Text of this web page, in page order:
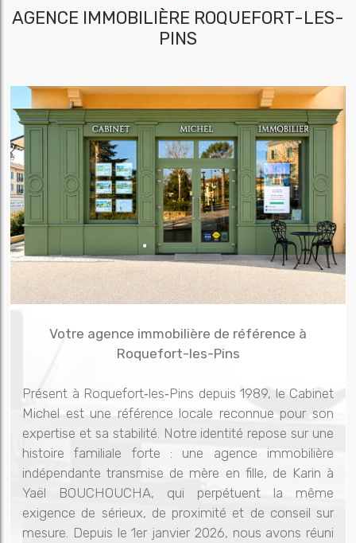
AGENCE IMMOBILIÈRE ROQUEFORT-LES-
PINS
Votre agence immobilière de référence à
Roquefort-les-Pins
Présent à Roquefort‑les‑Pins depuis 1989, le Cabinet
Michel est une référence locale reconnue pour son
expertise et sa stabilité. Notre identité repose sur une
histoire familiale forte : une agence immobilière
indépendante transmise de mère en fille, de Karin à
Yaël BOUCHOUCHA, qui perpétuent la même
exigence de sérieux, de proximité et de conseil sur
mesure. Depuis le 1er janvier 2026, nous avons réuni